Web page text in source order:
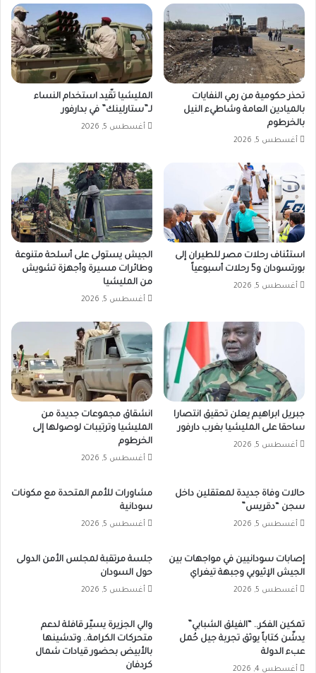
تحذر حكومية من رمي النفايات
بالميادين العامة وشاطيء النيل
بالخرطوم
أغسطس 5, 2026
المليشيا تقّيد استخدام النساء
لـ”ستارلينك” في بدارفور
أغسطس 5, 2026
استئناف رحلات مصر للطيران إلى
بورتسودان و5 رحلات أسبوعياً
أغسطس 5, 2026
الجيش يستولى على أسلحة متنوعة
وطائرات مسيرة وأجهزة تشويش
من المليشيا
أغسطس 5, 2026
جبريل ابراهيم يعلن تحقيق انتصارا
ساحقا على المليشيا بغرب دارفور
أغسطس 5, 2026
انشقاق مجموعات جديدة من
المليشيا وترتيبات لوصولها إلى
الخرطوم
أغسطس 5, 2026
حالات وفاة جديدة لمعتقلين داخل
سجن “دقريس”
أغسطس 5, 2026
مشاورات للأمم المتحدة مع مكونات
سودانية
أغسطس 5, 2026
إصابات سودانيين في مواجهات بين
الجيش الإثيوبي وجبهة تيغراي
أغسطس 5, 2026
جلسة مرتقبة لمجلس الأمن الدولى
حول السودان
أغسطس 5, 2026
تمكين الفكر.. “الفيلق الشبابي”
يدشّن كتاباً يوثق تجربة جيل حُمل
عبء الدولة
أغسطس 4, 2026
والي الجزيرة يسيّر قافلة لدعم
متحركات الكرامة.. وتدشينها
بالأبيض بحضور قيادات شمال
كردفان